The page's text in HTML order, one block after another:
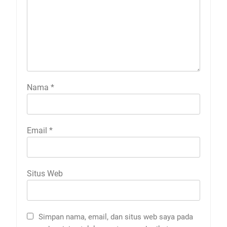
Nama *
Email *
Situs Web
Simpan nama, email, dan situs web saya pada